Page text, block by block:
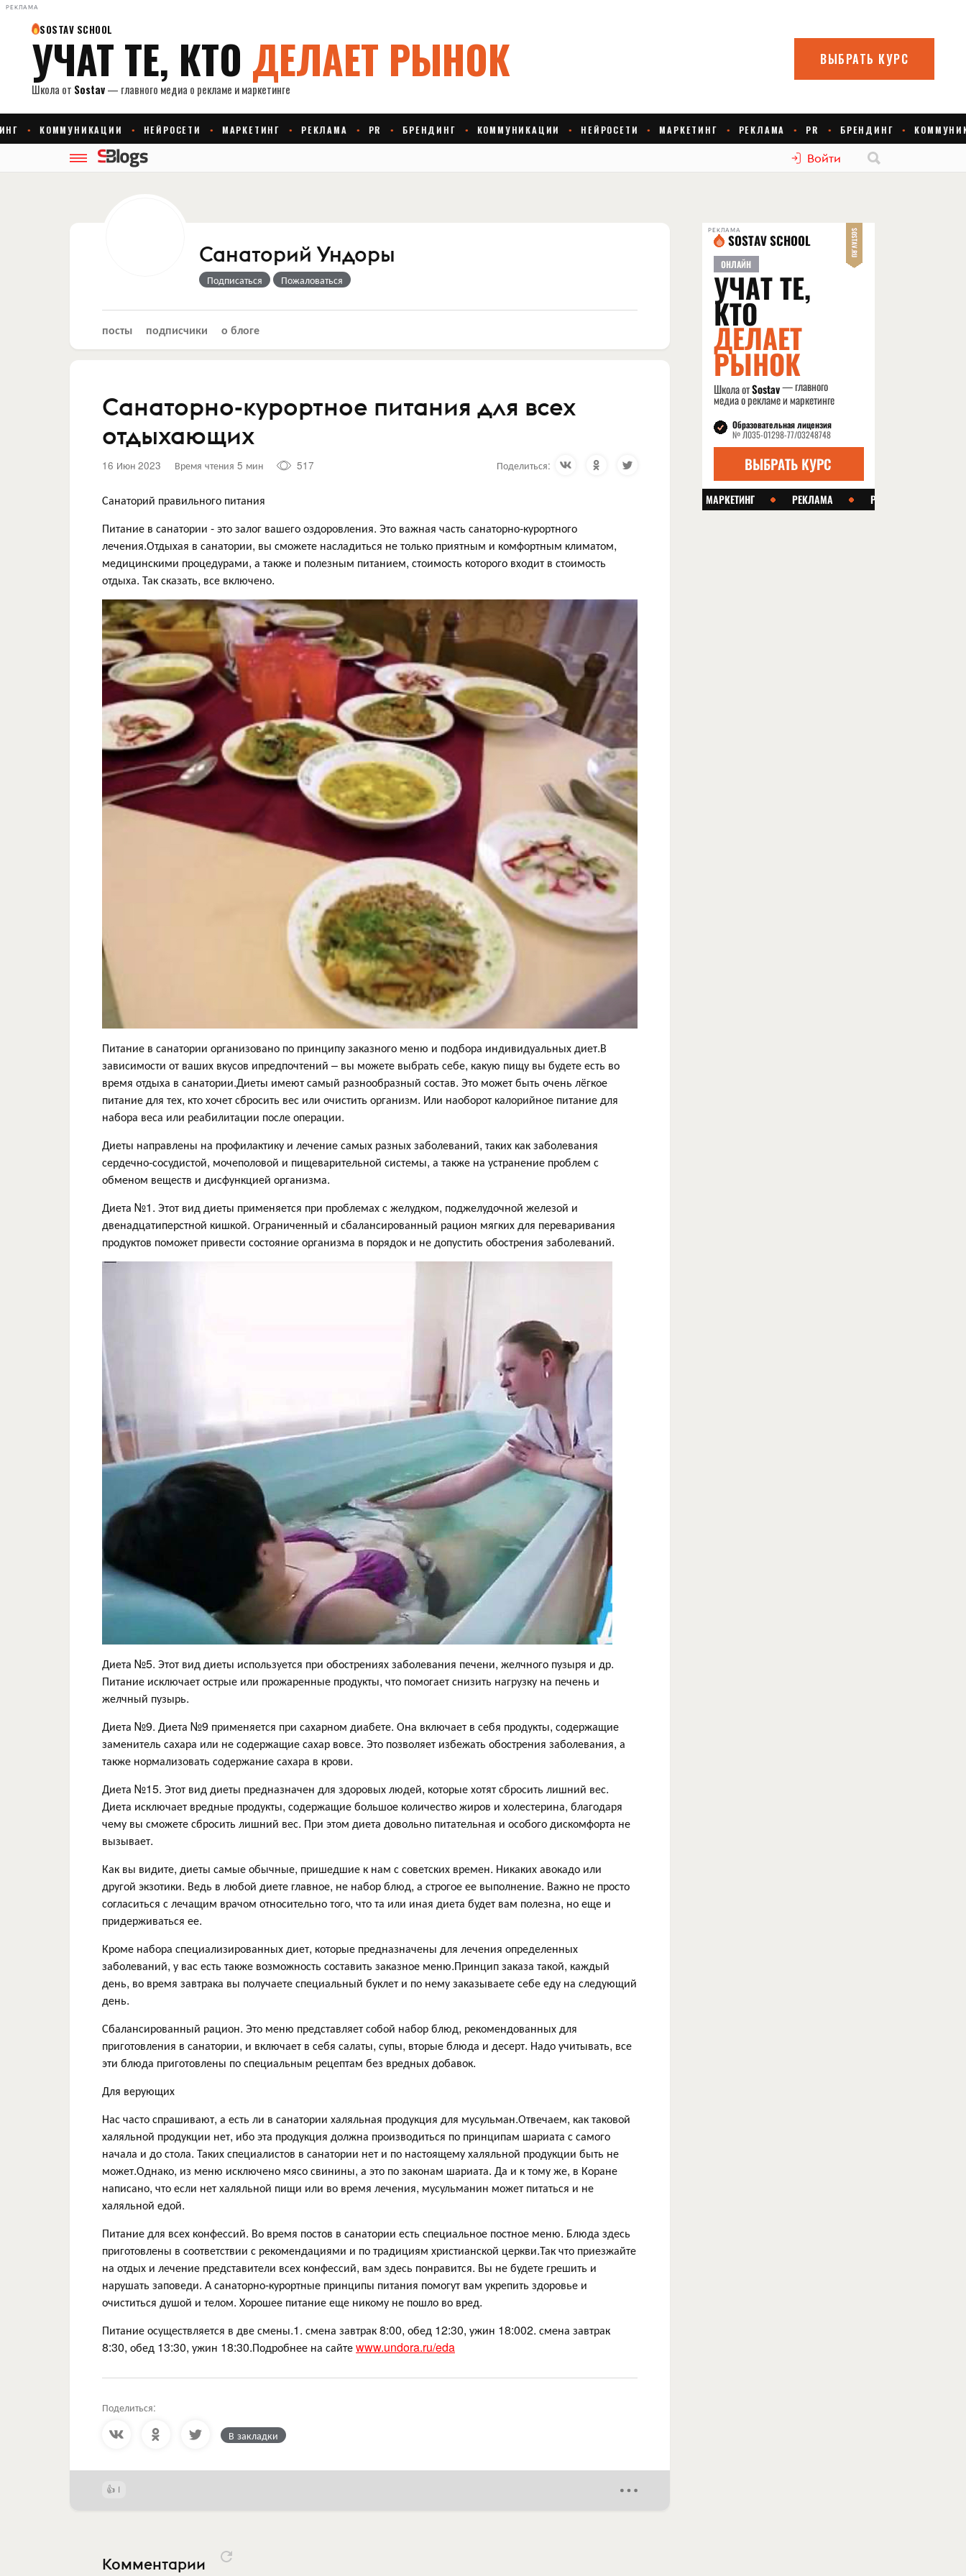
РЕКЛАМА
Войти
Санаторий Ундоры
Подписаться Пожаловаться
посты подписчики о блоге
Санаторно-курортное питания для всех
отдыхающих
16 Июн 2023 Время чтения 5 мин 517 Поделиться:
Санаторий правильного питания
Питание в санатории - это залог вашего оздоровления. Это важная часть санаторно-курортного
лечения.Отдыхая в санатории, вы сможете насладиться не только приятным и комфортным климатом,
медицинскими процедурами, а также и полезным питанием, стоимость которого входит в стоимость
отдыха. Так сказать, все включено.
Питание в санатории организовано по принципу заказного меню и подбора индивидуальных диет.В
зависимости от ваших вкусов ипредпочтений – вы можете выбрать себе, какую пищу вы будете есть во
время отдыха в санатории.Диеты имеют самый разнообразный состав. Это может быть очень лёгкое
питание для тех, кто хочет сбросить вес или очистить организм. Или наоборот калорийное питание для
набора веса или реабилитации после операции.
Диеты направлены на профилактику и лечение самых разных заболеваний, таких как заболевания
сердечно-сосудистой, мочеполовой и пищеварительной системы, а также на устранение проблем с
обменом веществ и дисфункцией организма.
Диета №1. Этот вид диеты применяется при проблемах с желудком, поджелудочной железой и
двенадцатиперстной кишкой. Ограниченный и сбалансированный рацион мягких для переваривания
продуктов поможет привести состояние организма в порядок и не допустить обострения заболеваний.
Диета №5. Этот вид диеты используется при обострениях заболевания печени, желчного пузыря и др.
Питание исключает острые или прожаренные продукты, что помогает снизить нагрузку на печень и
желчный пузырь.
Диета №9. Диета №9 применяется при сахарном диабете. Она включает в себя продукты, содержащие
заменитель сахара или не содержащие сахар вовсе. Это позволяет избежать обострения заболевания, а
также нормализовать содержание сахара в крови.
Диета №15. Этот вид диеты предназначен для здоровых людей, которые хотят сбросить лишний вес.
Диета исключает вредные продукты, содержащие большое количество жиров и холестерина, благодаря
чему вы сможете сбросить лишний вес. При этом диета довольно питательная и особого дискомфорта не
вызывает.
Как вы видите, диеты самые обычные, пришедшие к нам с советских времен. Никаких авокадо или
другой экзотики. Ведь в любой диете главное, не набор блюд, а строгое ее выполнение. Важно не просто
согласиться с лечащим врачом относительно того, что та или иная диета будет вам полезна, но еще и
придерживаться ее.
Кроме набора специализированных диет, которые предназначены для лечения определенных
заболеваний, у вас есть также возможность составить заказное меню.Принцип заказа такой, каждый
день, во время завтрака вы получаете специальный буклет и по нему заказываете себе еду на следующий
день.
Сбалансированный рацион. Это меню представляет собой набор блюд, рекомендованных для
приготовления в санатории, и включает в себя салаты, супы, вторые блюда и десерт. Надо учитывать, все
эти блюда приготовлены по специальным рецептам без вредных добавок.
Для верующих
Нас часто спрашивают, а есть ли в санатории халяльная продукция для мусульман.Отвечаем, как таковой
халяльной продукции нет, ибо эта продукция должна производиться по принципам шариата с самого
начала и до стола. Таких специалистов в санатории нет и по настоящему халяльной продукции быть не
может.Однако, из меню исключено мясо свинины, а это по законам шариата. Да и к тому же, в Коране
написано, что если нет халяльной пищи или во время лечения, мусульманин может питаться и не
халяльной едой.
Питание для всех конфессий. Во время постов в санатории есть специальное постное меню. Блюда здесь
приготовлены в соответствии с рекомендациями и по традициям христианской церкви.Так что приезжайте
на отдых и лечение представители всех конфессий, вам здесь понравится. Вы не будете грешить и
нарушать заповеди. А санаторно-курортные принципы питания помогут вам укрепить здоровье и
очиститься душой и телом. Хорошее питание еще никому не пошло во вред.
Питание осуществляется в две смены.1. смена завтрак 8:00, обед 12:30, ужин 18:002. смена завтрак
8:30, обед 13:30, ужин 18:30.Подробнее на сайтеwww.undora.ru/eda
Поделиться:
В закладки
1
Комментарии
РЕКЛАМА